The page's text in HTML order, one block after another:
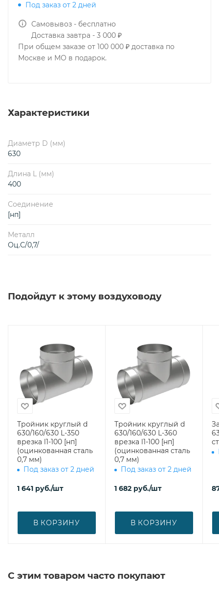
Под заказ от 2 дней
Самовывоз - бесплатно
Доставка завтра - 3 000 ₽
При общем заказе от 100 000 ₽ доставка по
Москве и МО в подарок.
Характеристики
Диаметр D (мм)
630
Длина L (мм)
400
Соединение
[нп]
Металл
Оц.С/0,7/
Подойдут к этому воздуховоду
Тройник круглый d
630/160/630 L-350
врезка l1-100 [нп]
(оцинкованная сталь
0,7 мм)
Под заказ от 2 дней
1 641 руб./шт
В КОРЗИНУ
Тройник круглый d
630/160/630 L-360
врезка l1-100 [нп]
(оцинкованная сталь
0,7 мм)
Под заказ от 2 дней
1 682 руб./шт
В КОРЗИНУ
630
С этим товаром часто покупают